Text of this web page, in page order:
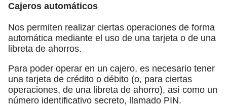
Cajeros automáticos
Nos permiten realizar ciertas operaciones de forma
automática mediante el uso de una tarjeta o de una
libreta de ahorros.
Para poder operar en un cajero, es necesario tener
una tarjeta de crédito o débito (o, para ciertas
operaciones, de una libreta de ahorro), así como un
número identificativo secreto, llamado PIN.